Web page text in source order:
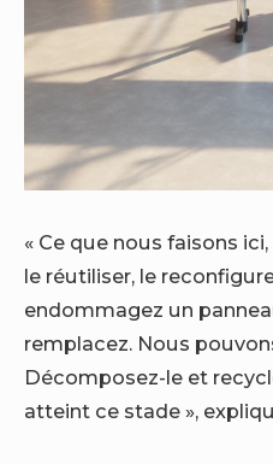
« Ce que nous faisons
le réutiliser, le
endommagez un
remplacez. Nous
Décomposez-le et
atteint ce stade »,